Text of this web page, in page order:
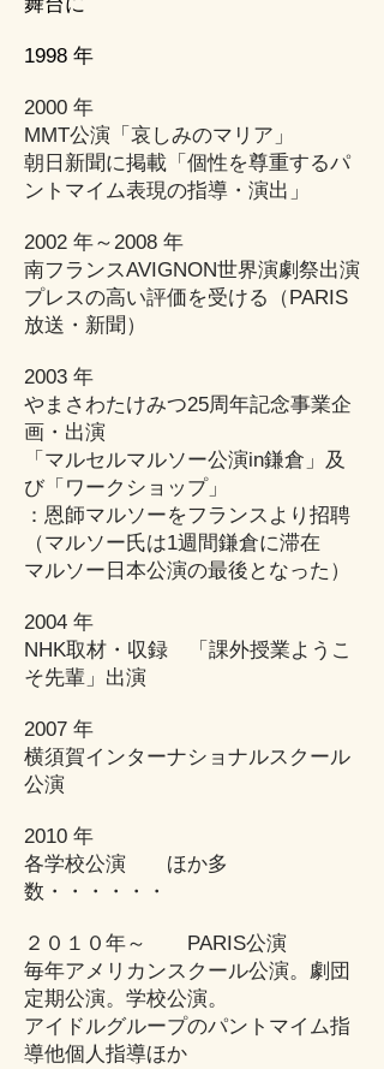
1998 年
講師となる
1998 年
メンタルマイムの確立「家族機能研
2000 年
イギリススコットランドエジンバラ
国際演劇祭出演「色即是空」
マン・ヘラルド新聞・インターネッ
トで世界発信ほか）
2000 年
MMT公演「哀しみのマリア」
朝日新聞に掲載「個性を尊重するパ
ントマイム表現の指導・演出」
2002 年～2008 年
南フランスAVIGNON世界演劇祭出演
プレスの高い評価を受ける（PARIS
放送・新聞）
2003 年
やまさわたけみつ25周年記念事業企
画・出演
「マルセルマルソー公演in鎌倉」及
び「ワークショップ」
：恩師マルソーをフランスより招聘
（マルソー氏は1週間鎌倉に滞在
マルソー日本公演の最後となった）
2004 年
NHK取材・収録
「課外授業ようこ
そ先輩」出演
2007 年
横須賀インターナショナルスクール
公演
​2010 年
各学校公演 ほか多
数・・・・・・
２０１０年～​ PARIS公演
毎年アメリカンスクール公演。劇団
定期公演。学校公演。
アイドルグループのパントマイム指
導他個人指導ほか